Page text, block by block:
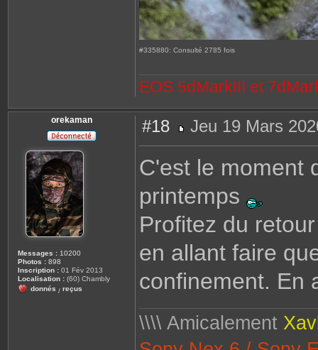
#335880: Consulté 2785 fois
EOS 5dMarkIII et
orekaman
Messages : 10200
Photos : 898
Inscription : 01 Fév 2013
Localisation : (60) Chambly
donnés / reçus
#18
e
s
Jeu 19 Mars
C'est le moment
printemps
Profitez du
en allant faire
confinement. En
\\\\ Amicalement